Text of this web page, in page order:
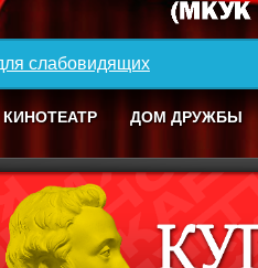
слабовидящих
КИНОТЕАТР ДОМ ДРУЖБЫ